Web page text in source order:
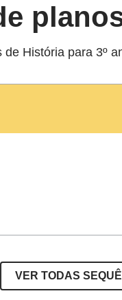
História para 3º
VER TODAS